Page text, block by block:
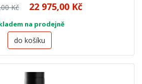
Kč 22 975,00 Kč
na prodejně
do košíku